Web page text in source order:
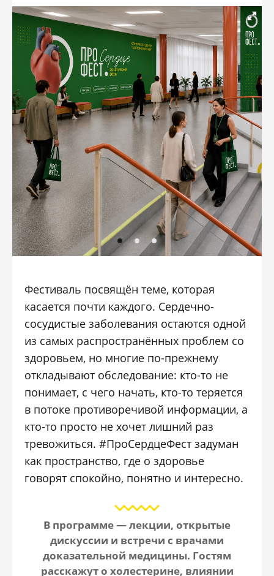
Фестиваль посвящён теме, которая
касается почти каждого. Сердечно-
сосудистые заболевания остаются одной
из самых распространённых проблем со
здоровьем, но многие по-прежнему
откладывают обследование: кто-то не
понимает, с чего начать, кто-то теряется
в потоке противоречивой информации, а
кто-то просто не хочет лишний раз
тревожиться. #ПроСердцеФест задуман
как пространство, где о здоровье
говорят спокойно, понятно и интересно.
В программе — лекции, открытые
дискуссии и встречи с врачами
доказательной медицины. Гостям
расскажут о холестерине, влиянии